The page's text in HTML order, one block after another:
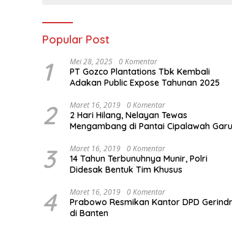
Popular Post
1 Mei 28, 2025 0 Komentar
PT Gozco Plantations Tbk Kembali
Adakan Public Expose Tahunan 2025
2 Maret 16, 2019 0 Komentar
2 Hari Hilang, Nelayan Tewas
Mengambang di Pantai Cipalawah
3 Maret 16, 2019 0 Komentar
14 Tahun Terbunuhnya Munir, Polri
Didesak Bentuk Tim Khusus
4 Maret 16, 2019 0 Komentar
Prabowo Resmikan Kantor DPD
di Banten